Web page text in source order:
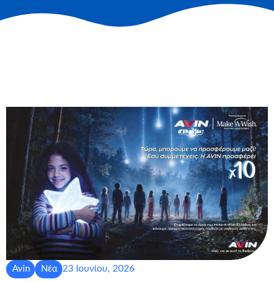
Avin Νέα 23 Ιουνίου, 2026